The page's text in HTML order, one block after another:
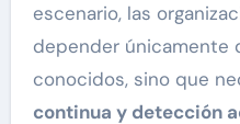
escenario, las
depender únicamente
conocidos, sino que
continua y detección